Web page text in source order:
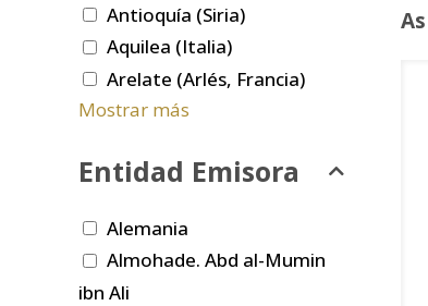
As
Antioquía (Siria)
Aquilea (Italia)
Arelate (Arlés, Francia)
Mostrar más
Entidad Emisora
Alemania
Almohade. Abd al-Mumin
ibn Ali